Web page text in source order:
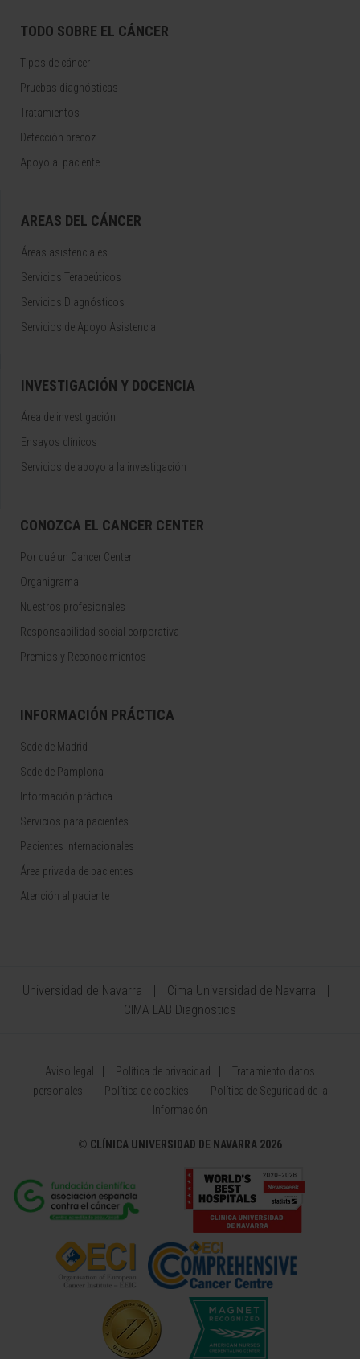
TODO SOBRE EL CÁNCER
Tipos de cáncer
Pruebas diagnósticas
Tratamientos
Detección precoz
Apoyo al paciente
AREAS DEL CÁNCER
Áreas asistenciales
Servicios Terapeúticos
Servicios Diagnósticos
Servicios de Apoyo Asistencial
INVESTIGACIÓN Y DOCENCIA
Área de investigación
Ensayos clínicos
Servicios de apoyo a la investigación
CONOZCA EL CANCER CENTER
Por qué un Cancer Center
Organigrama
Nuestros profesionales
Responsabilidad social corporativa
Premios y Reconocimientos
INFORMACIÓN PRÁCTICA
Sede de Madrid
Sede de Pamplona
Información práctica
Servicios para pacientes
Pacientes internacionales
Área privada de pacientes
Atención al paciente
Universidad de Navarra
Cima Universidad de Navarra
CIMA LAB Diagnostics
Aviso legal Política de privacidad
Tratamiento datos
personales
Política de cookies
Política de Seguridad de la
Información
© CLÍNICA UNIVERSIDAD DE NAVARRA 2026